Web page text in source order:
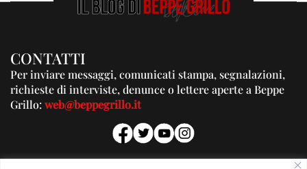
CONTATTI
Per inviare messaggi, comunicati stampa, segnalazioni,
richieste di interviste, denunce o lettere aperte a Beppe
Grillo:web@beppegrillo.it